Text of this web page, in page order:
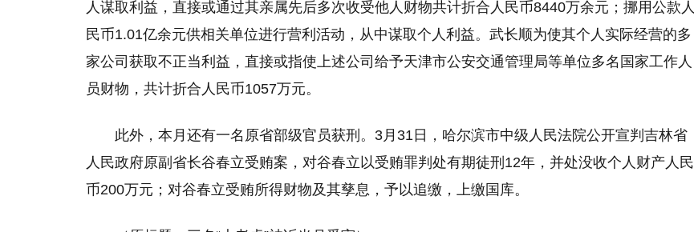
人谋取利益，直接或通过其亲属先后多次收受他人财物共计折合人民币8440万余元；挪用公款人
民币1.01亿余元供相关单位进行营利活动，从中谋取个人利益。武长顺为使其个人实际经营的多
家公司获取不正当利益，直接或指使上述公司给予天津市公安交通管理局等单位多名国家工作人
员财物，共计折合人民币1057万元。
此外，本月还有一名原省部级官员获刑。3月31日，哈尔滨市中级人民法院公开宣判吉林省
人民政府原副省长谷春立受贿案，对谷春立以受贿罪判处有期徒刑12年，并处没收个人财产人民
币200万元；对谷春立受贿所得财物及其孳息，予以追缴，上缴国库。